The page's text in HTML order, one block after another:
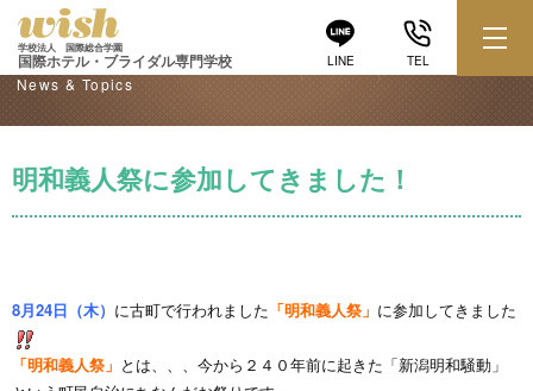
LINE TEL
学校法人 国際総合学園
国際ホテル・ブライダル専門学校
学校からのお知らせ
News & Topics
明和義人祭に参加してきました！
8月24日（木） に古町で行われました 「明和義人祭」 に参加してきました
「明和義人祭」 とは、、、今から２４０年前に起きた「新潟明和騒動」